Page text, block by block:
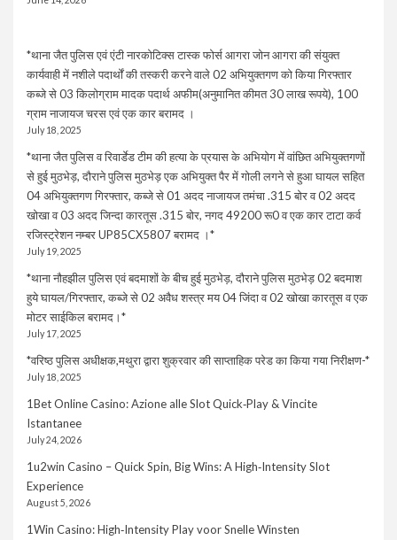
*थाना जैत पुलिस एवं एंटी नारकोटिक्स टास्क फोर्स आगरा जोन आगरा की संयुक्त
कार्यवाही में नशीले पदार्थों की तस्करी करने वाले 02 अभियुक्तगण को किया गिरफ्तार
कब्जे से 03 किलोग्राम मादक पदार्थ अफीम(अनुमानित कीमत 30 लाख रूपये), 100
ग्राम नाजायज चरस एवं एक कार बरामद ।
July 18, 2025
*थाना जैत पुलिस व रिवार्डेड टीम की हत्या के प्रयास के अभियोग में वांछित अभियुक्तगणों
से हुई मुठभेड़, दौराने पुलिस मुठभेड़ एक अभियुक्त पैर में गोली लगने से हुआ घायल सहित
04 अभियुक्तगण गिरफ्तार, कब्जे से 01 अदद नाजायज तमंचा .315 बोर व 02 अदद
खोखा व 03 अदद जिन्दा कारतूस .315 बोर, नगद 49200 रू0 व एक कार टाटा कर्व
रजिस्ट्रेशन नम्बर UP85CX5807 बरामद ।*
July 19, 2025
*थाना नौहझील पुलिस एवं बदमाशों के बीच हुई मुठभेड़, दौराने पुलिस मुठभेड़ 02 बदमाश
हुये घायल/गिरफ्तार, कब्जे से 02 अवैध शस्त्र मय 04 जिंदा व 02 खोखा कारतूस व एक
मोटर साईकिल बरामद।*
July 17, 2025
*वरिष्ठ पुलिस अधीक्षक,मथुरा द्वारा शुक्रवार की साप्ताहिक परेड का किया गया निरीक्षण-*
July 18, 2025
1Bet Online Casino: Azione alle Slot Quick‑Play & Vincite
Istantanee
July 24, 2026
1u2win Casino – Quick Spin, Big Wins: A High‑Intensity Slot
Experience
August 5, 2026
1Win Casino: High‑Intensity Play voor Snelle Winsten